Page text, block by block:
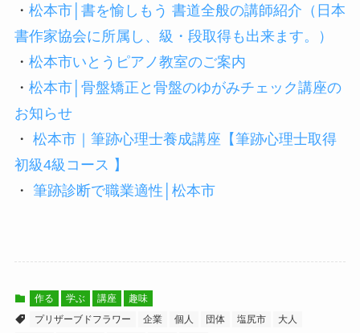
・ 松本市│書を愉しもう 書道全般の講師紹介（日本
書作家協会に所属し、級・段取得も出来ます。）
・ 松本市いとうピアノ教室のご案内
・ 松本市│骨盤矯正と骨盤のゆがみチェック講座の
お知らせ
・ 松本市｜筆跡心理士養成講座【筆跡心理士取得
初級4級コース 】
・ 筆跡診断で職業適性│松本市
作る 学ぶ 講座
趣味
プリザーブドフラワー
企業 個人 団体 塩尻市
大人